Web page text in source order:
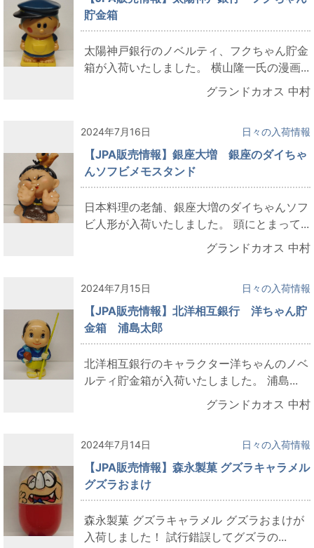
貯金箱
太陽神戸銀行のノベルティ、フクちゃん貯金
箱が入荷いたしました。 横山隆一氏の漫画...
グランドカオス 中村
2024年7月16日 日々の入荷情報
【JPA販売情報】銀座大増 銀座のダイちゃ
んソフビメモスタンド
日本料理の老舗、銀座大増のダイちゃんソフ
ビ人形が入荷いたしました。 頭にとまって...
グランドカオス 中村
2024年7月15日 日々の入荷情報
【JPA販売情報】北洋相互銀行 洋ちゃん貯
金箱 浦島太郎
北洋相互銀行のキャラクター洋ちゃんのノベ
ルティ貯金箱が入荷いたしました。 浦島...
グランドカオス 中村
2024年7月14日 日々の入荷情報
【JPA販売情報】森永製菓 グズラキャラメル
グズラおまけ
森永製菓 グズラキャラメル グズラおまけが
入荷しました！ 試行錯誤してグズラの...